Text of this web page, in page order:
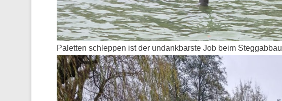
Paletten schleppen ist der undankbarste Job beim Steggabbau